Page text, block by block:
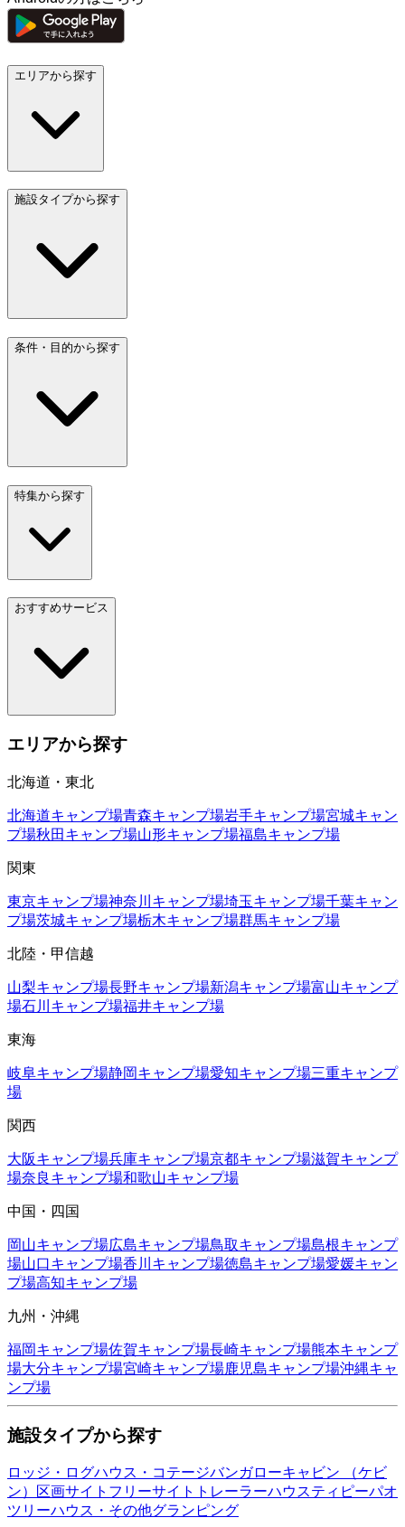
エリアから探す
施設タイプから探す
条件・目的から探す
特集から探す
おすすめサービス
エリアから探す
北海道・東北
北海道キャンプ場青森キャンプ場岩手キャンプ場宮城キャン
プ場秋田 キャンプ場山形キャンプ場福島キャンプ場
関東
東京キャンプ場神奈川 キャンプ場埼玉キャンプ場千葉キャン
プ場茨城キャンプ場栃木キャンプ場群馬キャンプ場
北陸・甲信越
山梨キャンプ場長野キャンプ場新潟キャンプ場富山キャンプ
場石川 キャンプ場福井キャンプ場
東海
岐阜キャンプ場静岡キャンプ場愛知キャンプ場三重キャンプ
場
関西
大阪キャンプ場兵庫キャンプ場京都キャンプ場滋賀キャンプ
場奈良 キャンプ場和歌山キャンプ場
中国・四国
岡山キャンプ場広島キャンプ場鳥取キャンプ場島根キャンプ
場山口キャンプ場香川 キャンプ場徳島キャンプ場愛媛キャン
プ場高知キャンプ場
九州・沖縄
福岡キャンプ場佐賀キャンプ場長崎キャンプ場熊本キャンプ
場大分キャンプ場宮崎キャンプ場鹿児島キャンプ場沖縄キャ
ンプ場
施設タイプから探す
ロッジ・ログハウス・コテージバンガローキャビン （ケビ
ン）
区画サイト フリーサイト トレーラーハウスティピーパオ
ツリーハウス・その他グランピング